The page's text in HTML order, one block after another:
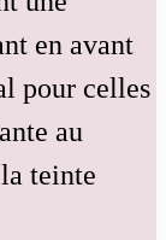
en avant
pour celles
au
teinte